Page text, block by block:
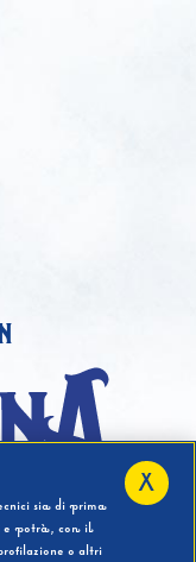
Anni?
sia di prima
e potrà, con il
o altri
X